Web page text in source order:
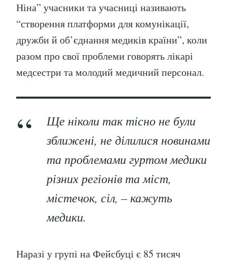
Ніна” учасники та учасниці називають
“створення платформи для комунікації,
дружби й об’єднання медиків країни”, коли
разом про свої проблеми говорять лікарі
медсестри та молодий медичний персонал.
Ще ніколи так тісно не були
зближені, не ділилися новинами
та проблемами гуртом медики
різних регіонів та міст,
містечок, сіл, – кажуть
медики.
Наразі у групі на Фейсбуці є 85 тисяч